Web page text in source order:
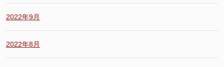
2022年9月
2022年8月